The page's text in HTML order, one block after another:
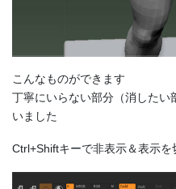
こんなものができます
丁寧にいらない部分（消したい
いました
Ctrl+Shiftキーで非表示＆表示を